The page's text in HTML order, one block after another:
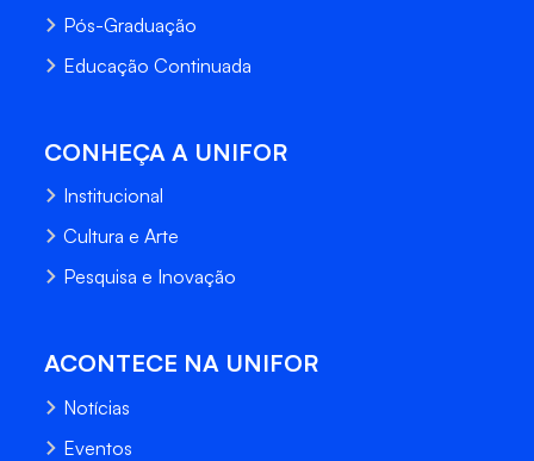
Pós-Graduação
Educação Continuada
CONHEÇA A UNIFOR
Institucional
Cultura e Arte
Pesquisa e Inovação
ACONTECE NA UNIFOR
Notícias
Eventos